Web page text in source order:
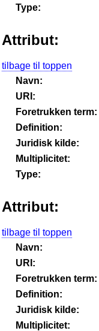
Type:
Attribut:
tilbage til toppen
Navn:
URI:
Foretrukken term:
Definition:
Juridisk kilde:
Multiplicitet:
Type:
Attribut:
tilbage til toppen
Navn:
URI:
Foretrukken term:
Definition:
Juridisk kilde:
Multiplicitet: